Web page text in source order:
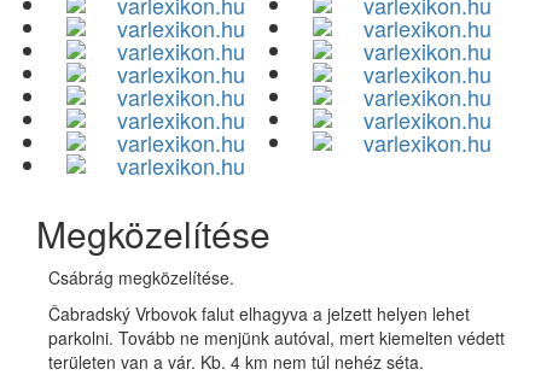
Megközelítése
Csábrág megközelítése.
Čabradský Vrbovok falut elhagyva a jelzett helyen lehet
parkolni. Tovább ne menjünk autóval, mert kiemelten védett
területen van a vár. Kb. 4 km nem túl nehéz séta.